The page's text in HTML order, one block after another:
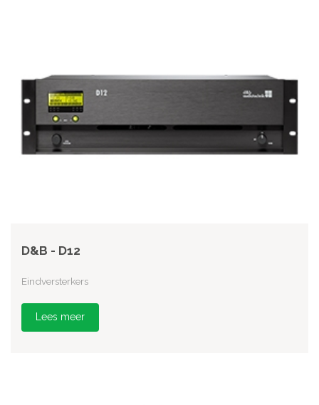
D&B - D12
Eindversterkers
Lees meer